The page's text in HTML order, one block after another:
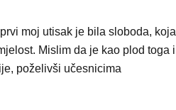
moj utisak je bila sloboda, koja
Mislim da je kao plod toga i
poželivši učesnicima